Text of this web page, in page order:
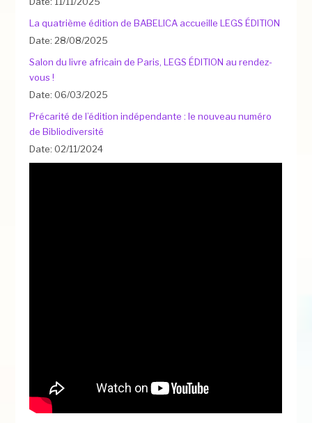
La quatrième édition de BABELICA accueille LEGS ÉDITION
Date: 28/08/2025
Salon du livre africain de Paris, LEGS ÉDITION au rendez-
vous !
Date: 06/03/2025
Précarité de l’édition indépendante : le nouveau numéro
de Bibliodiversité
Date: 02/11/2024